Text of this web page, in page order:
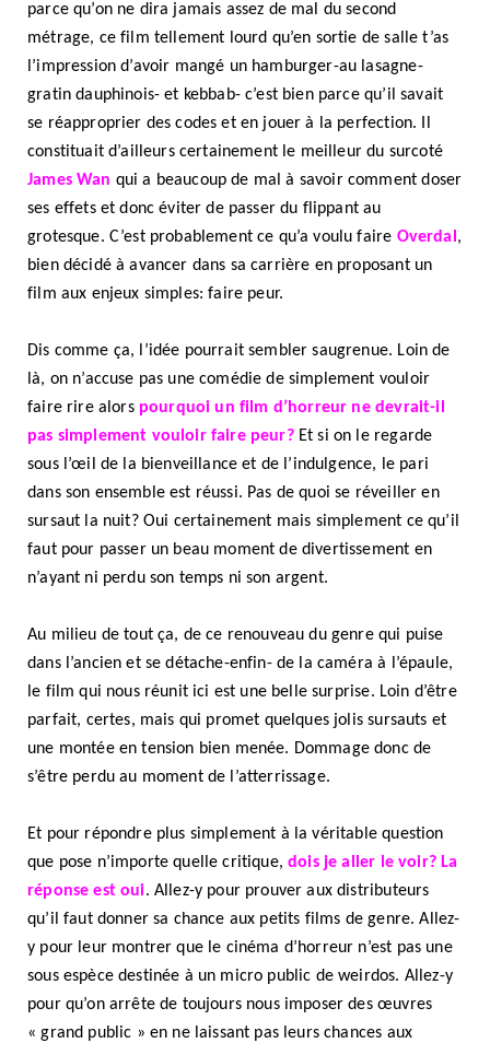
parce qu’on ne dira jamais assez de mal du second
métrage, ce film tellement lourd qu’en sortie de salle t’as
l’impression d’avoir mangé un hamburger-au lasagne-
gratin dauphinois- et kebbab- c’est bien parce qu’il savait
se réapproprier des codes et en jouer à la perfection. Il
constituait d’ailleurs certainement le meilleur du surcoté
James Wan qui a beaucoup de mal à savoir comment doser
ses effets et donc éviter de passer du flippant au
grotesque. C’est probablement ce qu’a voulu faire Overdal ,
bien décidé à avancer dans sa carrière en proposant un
film aux enjeux simples: faire peur.
Dis comme ça, l’idée pourrait sembler saugrenue. Loin de
là, on n’accuse pas une comédie de simplement vouloir
faire rire alors pourquoi un film d’horreur ne devrait-il
pas simplement vouloir faire peur?Et si on le regarde
sous l’œil de la bienveillance et de l’indulgence, le pari
dans son ensemble est réussi. Pas de quoi se réveiller en
sursaut la nuit? Oui certainement mais simplement ce qu’il
faut pour passer un beau moment de divertissement en
n’ayant ni perdu son temps ni son argent.
Au milieu de tout ça, de ce renouveau du genre qui puise
dans l’ancien et se détache-enfin- de la caméra à l’épaule,
le film qui nous réunit ici est une belle surprise. Loin d’être
parfait, certes, mais qui promet quelques jolis sursauts et
une montée en tension bien menée. Dommage donc de
s’être perdu au moment de l’atterrissage.
Et pour répondre plus simplement à la véritable question
que pose n’importe quelle critique,dois je aller le voir? La
réponse est oui. Allez-y pour prouver aux distributeurs
qu’il faut donner sa chance aux petits films de genre. Allez-
y pour leur montrer que le cinéma d’horreur n’est pas une
sous espèce destinée à un micro public de weirdos. Allez-y
pour qu’on arrête de toujours nous imposer des œuvres
« grand public » en ne laissant pas leurs chances aux